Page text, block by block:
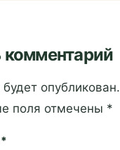
комментарий
опубликован.
поля отмечены *